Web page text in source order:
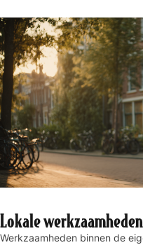
Lokale
Werkzaamheden binnen de